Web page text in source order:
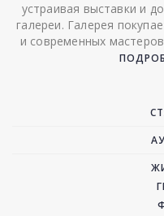
устраивая выставки и
галереи. Галерея
и современных